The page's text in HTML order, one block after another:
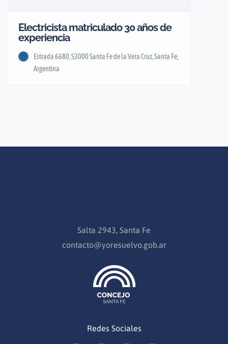
Electricista matriculado 30 años de
experiencia
Estrada 6680, S3000 Santa Fe de la Vera Cruz, Santa Fe,
Argentina
Salta 2943, Santa Fe
contacto@yoresuelvo.gob.ar
Redes Sociales